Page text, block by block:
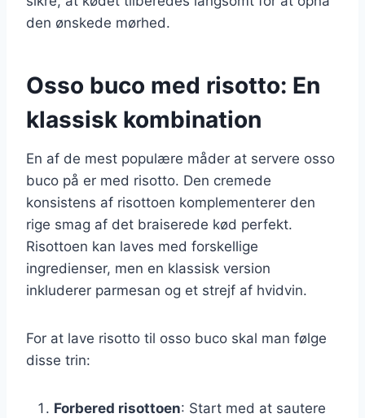
den ønskede mørhed.
Osso buco med risotto: En
klassisk kombination
En af de mest populære måder at servere osso
buco på er med risotto. Den cremede
konsistens af risottoen komplementerer den
rige smag af det braiserede kød perfekt.
Risottoen kan laves med forskellige
ingredienser, men en klassisk version
inkluderer parmesan og et strejf af hvidvin.
For at lave risotto til osso buco skal man følge
disse trin:
Forbered risottoen: Start med at sautere